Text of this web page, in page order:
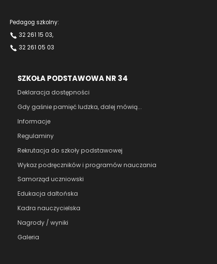
Pedagog szkolny:
32 261 15 03,
32 261 05 03
SZKOŁA PODSTAWOWA NR 34
Deklaracja dostępności
Gdy gaśnie pamięć ludzka, dalej mówią...
Informacje
Regulaminy
Rekrutacja do szkoły podstawowej
Wykaz podręczników i programów nauczania
Samorząd uczniowski
Edukacja daltońska
Kadra nauczycielska
Nagrody / wyniki
Galeria